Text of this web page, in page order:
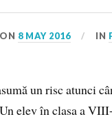
ON 8 MAY 2016 IN
un risc atunci
elev în clasa a